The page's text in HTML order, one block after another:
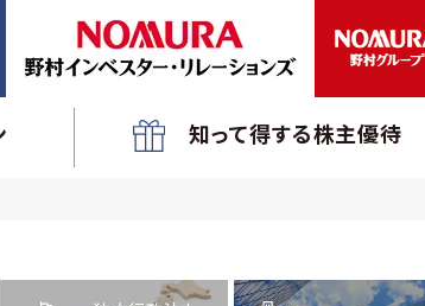
知って得する株主優待